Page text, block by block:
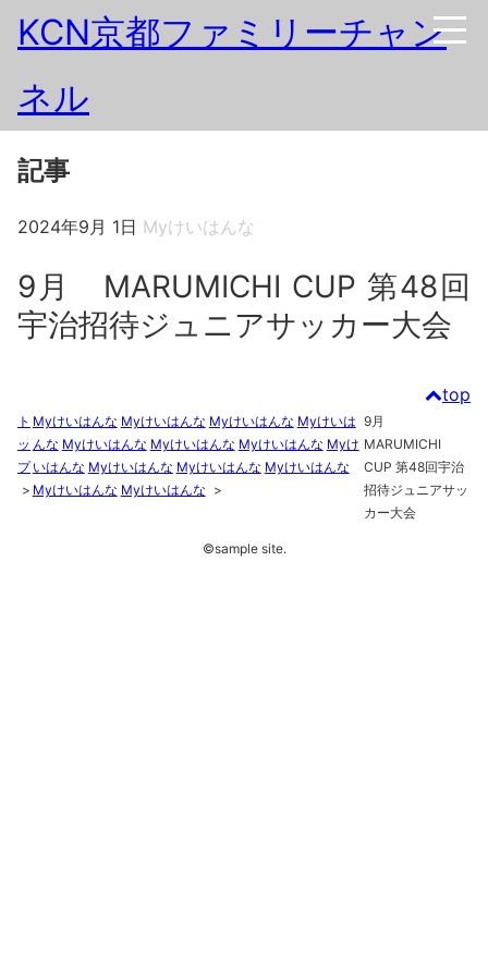
KCN京都ファミリーチャン
ネル
記事
2024年9月 1日 Myけいはんな
9月 MARUMICHI CUP 第48回
宇治招待ジュニアサッカー大会
top
ト
ッ
プ
Myけいはんな Myけいはんな Myけいはんな Myけいは
んな Myけいはんな Myけいはんな Myけいはんな Myけ
いはんな Myけいはんな Myけいはんな Myけいはんな
Myけいはんな Myけいはんな
9月
MARUMICHI
CUP 第48回宇治
招待ジュニアサッ
カー大会
©sample site.